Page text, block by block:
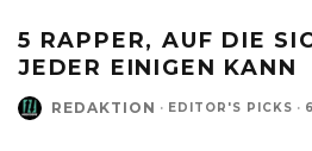
5 RAPPER, AUF DIE
JEDER EINIGEN KANN
REDAKTION · EDITOR'S PICKS ·